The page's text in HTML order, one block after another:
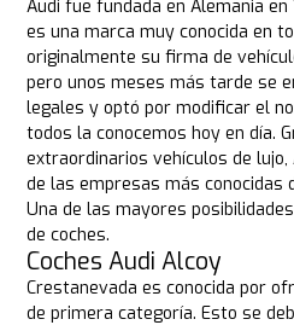
Audi fue fundada en Alemania
es una marca muy conocida en
originalmente su firma de
pero unos meses más tarde se
legales y optó por modificar el
todos la conocemos hoy en día.
extraordinarios vehículos de
de las empresas más conocidas
Una de las mayores
de coches.
Coches Audi Alcoy
Crestanevada es conocida por
de primera categoría. Esto se